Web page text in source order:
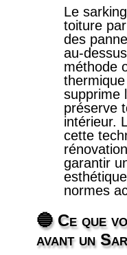
Le
toiture
des
méthode
supprime
préserve
intérieur.
cette
garantir
normes
🔵 Ce que
avant un